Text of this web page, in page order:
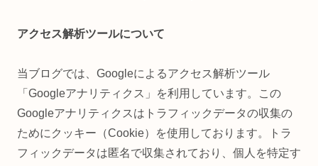
アクセス解析ツールについて
当ブログでは、Googleによるアクセス解析ツール
「Googleアナリティクス」を利用しています。この
Googleアナリティクスはトラフィックデータの収集の
ためにクッキー（Cookie）を使用しております。トラ
フィックデータは匿名で収集されており、個人を特定す